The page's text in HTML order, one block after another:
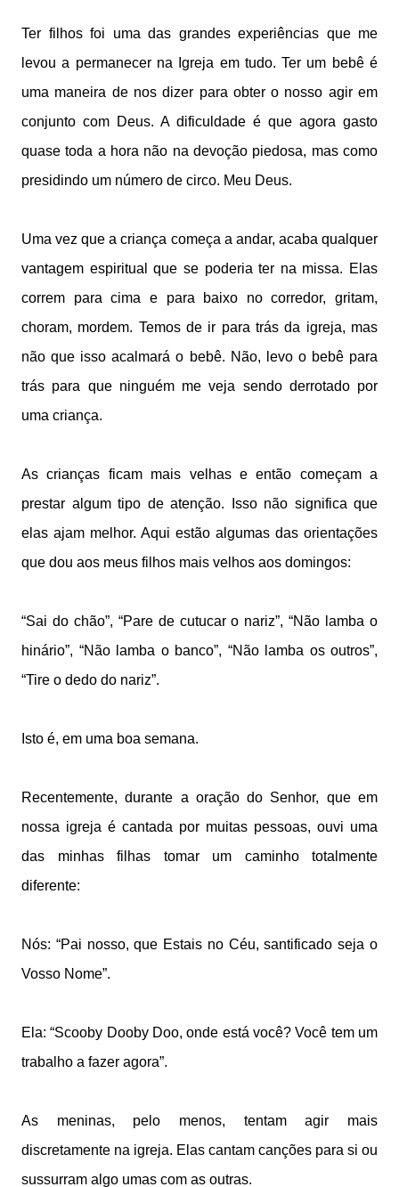
Ter filhos foi uma das grandes experiências que me
levou a permanecer na Igreja em tudo. Ter um bebê é
uma maneira de nos dizer para obter o nosso agir em
conjunto com Deus. A dificuldade é que agora gasto
quase toda a hora não na devoção piedosa, mas como
presidindo um número de circo. Meu Deus.
Uma vez que a criança começa a andar, acaba qualquer
vantagem espiritual que se poderia ter na missa. Elas
correm para cima e para baixo no corredor, gritam,
choram, mordem. Temos de ir para trás da igreja, mas
não que isso acalmará o bebê. Não, levo o bebê para
trás para que ninguém me veja sendo derrotado por
uma criança.
As crianças ficam mais velhas e então começam a
prestar algum tipo de atenção. Isso não significa que
elas ajam melhor. Aqui estão algumas das orientações
que dou aos meus filhos mais velhos aos domingos:
“Sai do chão”, “Pare de cutucar o nariz”, “Não lamba o
hinário”, “Não lamba o banco”, “Não lamba os outros”,
“Tire o dedo do nariz”.
Isto é, em uma boa semana.
Recentemente, durante a oração do Senhor, que em
nossa igreja é cantada por muitas pessoas, ouvi uma
das minhas filhas tomar um caminho totalmente
diferente:
Nós: “Pai nosso, que Estais no Céu, santificado seja o
Vosso Nome”.
Ela: “Scooby Dooby Doo, onde está você? Você tem um
trabalho a fazer agora”.
As meninas, pelo menos, tentam agir mais
discretamente na igreja. Elas cantam canções para si ou
sussurram algo umas com as outras.